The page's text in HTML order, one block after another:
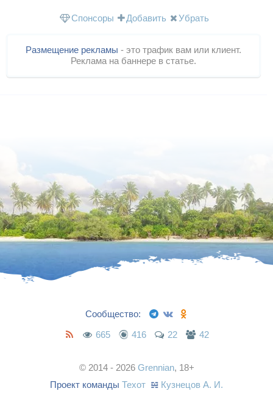
Спонсоры Добавить Убрать
Размещение рекламы - это трафик вам или клиент.
Реклама на баннере в статье.
Сообщество:
665
416 22 42
© 2014 - 2026 Grennian, 18+
Проект команды Техот 𝌴 Кузнецов А. И.